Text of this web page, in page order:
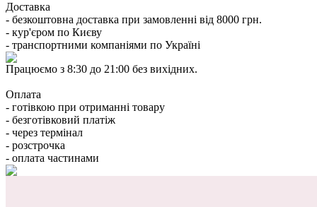
Доставка
- безкоштовна доставка при замовленні від 8000 грн.
- кур'єром по Києву
- транспортними компаніями по Україні
Працюємо з 8:30 до 21:00 без вихідних.
Оплата
- готівкою при отриманні товару
- безготівковий платіж
- через термінал
- розстрочка
- оплата частинами